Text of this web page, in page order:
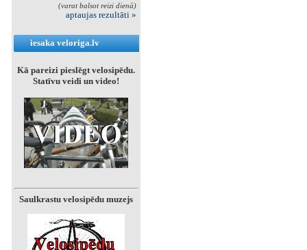
(varat balsot reizi dienā)
aptaujas rezultāti »
iesaka veloriga.lv
Kā pareizi pieslēgt velosipēdu.
Statīvu veidi un video!
Saulkrastu velosipēdu muzejs